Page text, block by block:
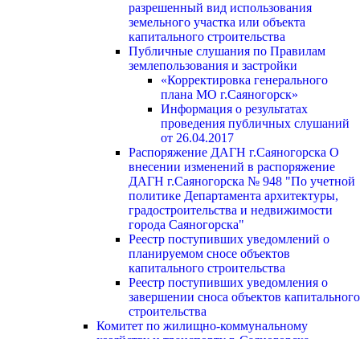
разрешенный вид использования
земельного участка или объекта
капитального строительства
Публичные слушания по Правилам
землепользования и застройки
«Корректировка генерального
плана МО г.Саяногорск»
Информация о результатах
проведения публичных слушаний
от 26.04.2017
Распоряжение ДАГН г.Саяногорска О
внесении изменений в распоряжение
ДАГН г.Саяногорска № 948 "По учетной
политике Департамента архитектуры,
градостроительства и недвижимости
города Саяногорска"
Реестр поступивших уведомлений о
планируемом сносе объектов
капитального строительства
Реестр поступивших уведомления о
завершении сноса объектов капитального
строительства
Комитет по жилищно-коммунальному